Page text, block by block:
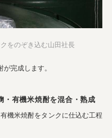
をのぞき込む山田社長
完成します。
・有機米焼酎を混合・熟成
機米焼酎をタンクに仕込む工程